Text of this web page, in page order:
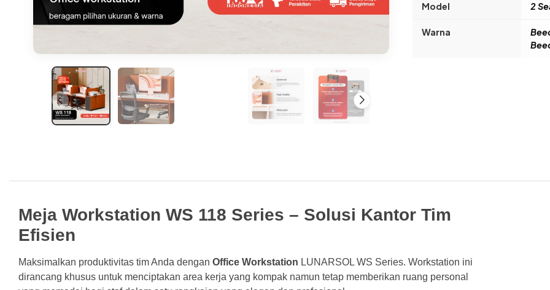
Model 2
Warna
Meja Workstation WS 118 Series – Solusi Kantor Tim
Efisien
Maksimalkan produktivitas tim Anda dengan Office Workstation LUNARSOL WS Series. Workstation ini
dirancang khusus untuk menciptakan area kerja yang kompak namun tetap memberikan ruang personal